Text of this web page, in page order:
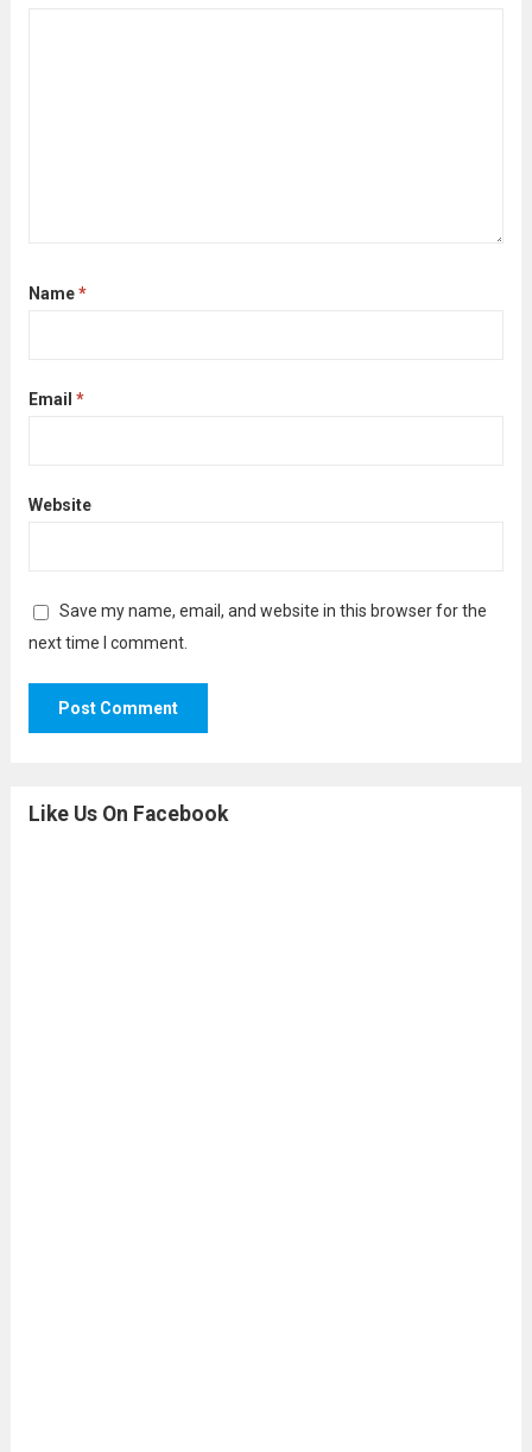
Name*
Email *
Website
Save my name, email, and website in this browser for the
next time I comment.
Like Us On Facebook